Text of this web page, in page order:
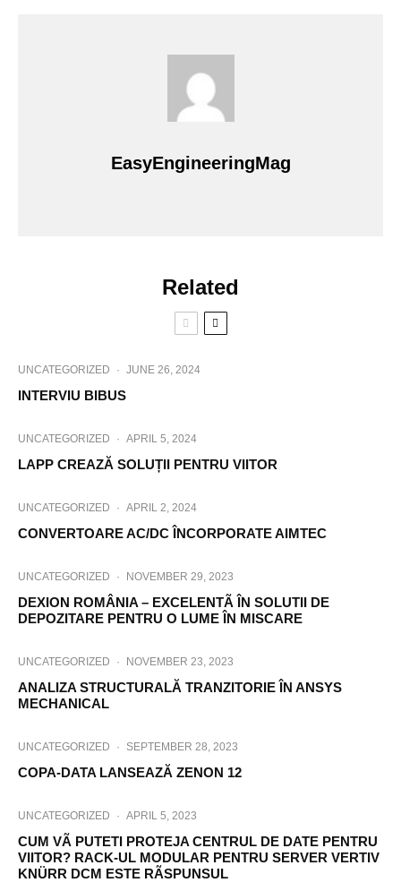
EasyEngineeringMag
Related
UNCATEGORIZED · JUNE 26, 2024
INTERVIU BIBUS
UNCATEGORIZED · APRIL 5, 2024
LAPP CREAZĂ SOLUȚII PENTRU VIITOR
UNCATEGORIZED · APRIL 2, 2024
CONVERTOARE AC/DC ÎNCORPORATE AIMTEC
UNCATEGORIZED · NOVEMBER 29, 2023
DEXION ROMÂNIA – EXCELENTÃ ÎN SOLUTII DE
DEPOZITARE PENTRU O LUME ÎN MISCARE
UNCATEGORIZED · NOVEMBER 23, 2023
ANALIZA STRUCTURALĂ TRANZITORIE ÎN ANSYS
MECHANICAL
UNCATEGORIZED · SEPTEMBER 28, 2023
COPA-DATA LANSEAZĂ ZENON 12
UNCATEGORIZED · APRIL 5, 2023
CUM VÃ PUTETI PROTEJA CENTRUL DE DATE PENTRU
VIITOR? RACK-UL MODULAR PENTRU SERVER VERTIV
KNÜRR DCM ESTE RÃSPUNSUL